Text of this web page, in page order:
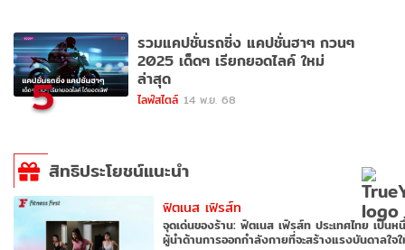
5
รวมแคปชั่นรถซิ่ง แคปชั่นฮาๆ กวนๆ
2025 เด็ดๆ เรียกยอดไลค์ ใหม่
ล่าสุด
ไลฟ์สไตล์ 14 พ.ย. 68
สิทธิประโยชน์แนะนำ
ฟิตเนส เฟิรส์ท
จุดเด่นของร้าน: ฟิตเนส เฟิรส์ท ประเทศไทย เป็นห
ผู้นำด้านการออกกำลังกายที่จะสร้างแรงบันดาลใจ